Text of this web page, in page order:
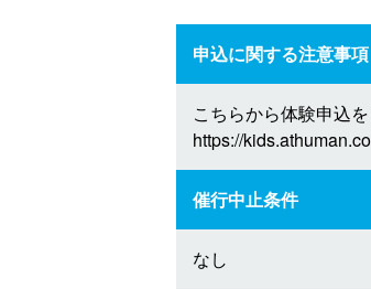
申込に関する注意事項
こちらから体験申込を
https://
催行中止条件
なし